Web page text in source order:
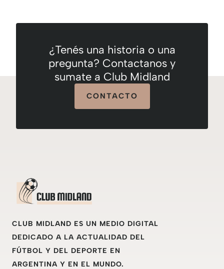
¿Tenés una historia o una
pregunta? Contactanos y
sumate a Club Midland
CONTACTO
CLUB MIDLAND ES UN MEDIO DIGITAL
DEDICADO A LA ACTUALIDAD DEL
FÚTBOL Y DEL DEPORTE EN
ARGENTINA Y EN EL MUNDO.